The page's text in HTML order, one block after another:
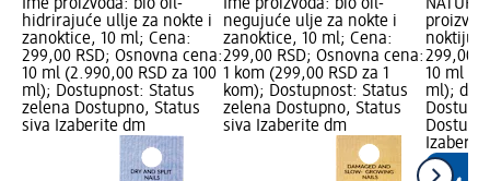
Ime proizvoda: bio oil-
hidrirajuće ullje za nokte i
zanoktice, 10 ml; Cena:
299,00 RSD; Osnovna cena:
10 ml (2.990,00 RSD za 100
ml); Dostupnost: Status
zelena Dostupno, Status
siva Izaberite dm
Ime proizvoda: bio oil-
negujuće ulje za nokte i
zanoktice, 10 ml; Cena:
299,00 RSD; Osnovna cena:
1 kom (299,00 RSD za 1
kom); Dostupnost: Status
zelena Dostupno, Status
siva Izaberite dm
noktiju,
299,00
10 ml
ml); dm